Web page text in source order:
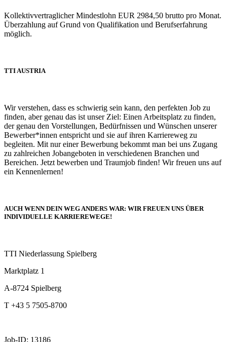
Kollektivvertraglicher Mindestlohn EUR 2984,50 brutto pro Monat.
Überzahlung auf Grund von Qualifikation und Berufserfahrung
möglich.
TTI AUSTRIA
Wir verstehen, dass es schwierig sein kann, den perfekten Job zu
finden, aber genau das ist unser Ziel: Einen Arbeitsplatz zu finden,
der genau den Vorstellungen, Bedürfnissen und Wünschen unserer
Bewerber*innen entspricht und sie auf ihren Karriereweg zu
begleiten. Mit nur einer Bewerbung bekommt man bei uns Zugang
zu zahlreichen Jobangeboten in verschiedenen Branchen und
Bereichen. Jetzt bewerben und Traumjob finden! Wir freuen uns auf
ein Kennenlernen!
AUCH WENN DEIN WEG ANDERS WAR: WIR FREUEN UNS ÜBER
INDIVIDUELLE KARRIEREWEGE!
TTI Niederlassung Spielberg
Marktplatz 1
A-8724 Spielberg
T +43 5 7505-8700
Job-ID: 13186